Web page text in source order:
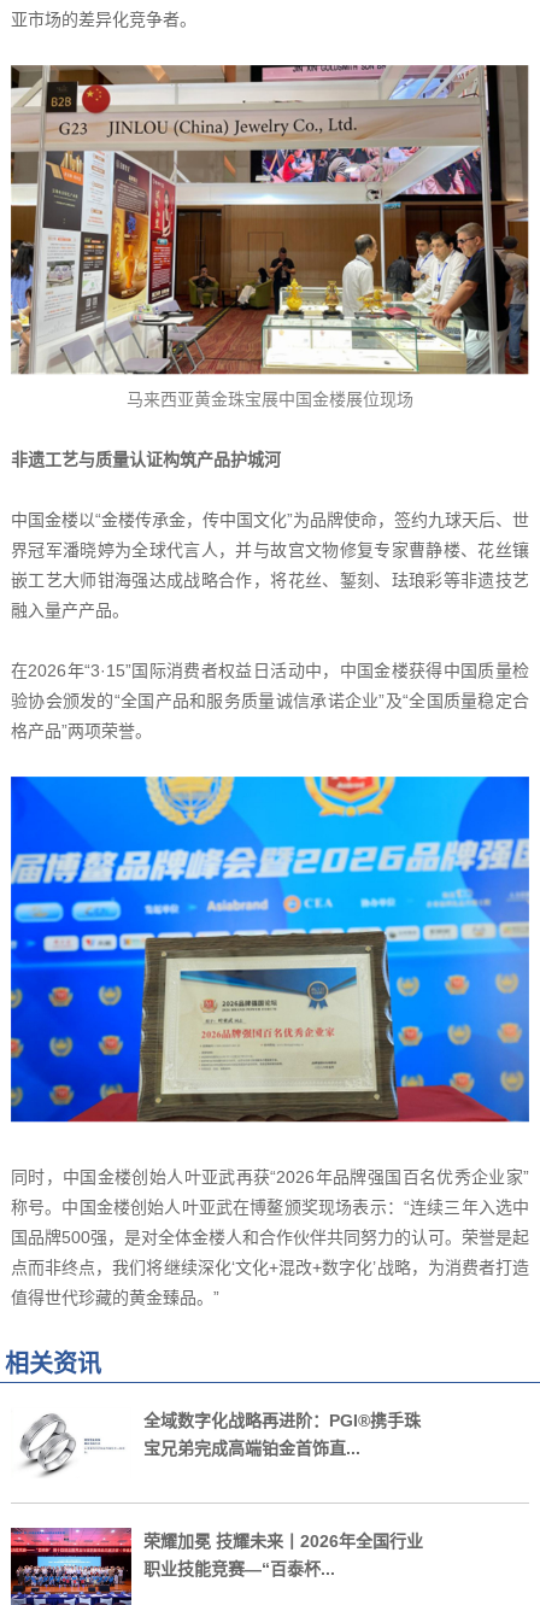
亚市场的差异化竞争者。
马来西亚黄金珠宝展中国金楼展位现场
非遗工艺与质量认证构筑产品护城河
中国金楼以“金楼传承金，传中国文化”为品牌使命，签约九球天后、世
界冠军潘晓婷为全球代言人，并与故宫文物修复专家曹静楼、花丝镶
嵌工艺大师钳海强达成战略合作，将花丝、錾刻、珐琅彩等非遗技艺
融入量产产品。
在2026年“3·15”国际消费者权益日活动中，中国金楼获得中国质量检
验协会颁发的“全国产品和服务质量诚信承诺企业”及“全国质量稳定合
格产品”两项荣誉。
同时，中国金楼创始人叶亚武再获“2026年品牌强国百名优秀企业家”
称号。中国金楼创始人叶亚武在博鳌颁奖现场表示：“连续三年入选中
国品牌500强，是对全体金楼人和合作伙伴共同努力的认可。荣誉是起
点而非终点，我们将继续深化‘文化+混改+数字化’战略，为消费者打造
值得世代珍藏的黄金臻品。”
相关资讯
全域数字化战略再进阶：PGI®携手珠
宝兄弟完成高端铂金首饰直...
荣耀加冕 技耀未来丨2026年全国行业
职业技能竞赛—“百泰杯...